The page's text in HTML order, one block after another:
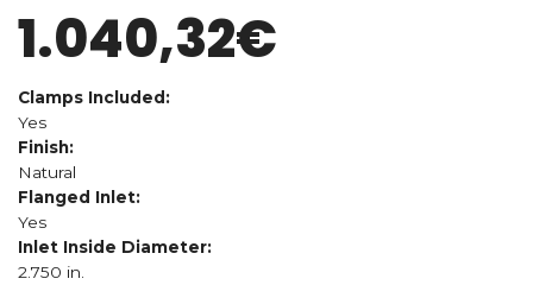
1.040,32€
Clamps Included:
Yes
Finish:
Natural
Flanged Inlet:
Yes
Inlet Inside Diameter:
2.750 in.